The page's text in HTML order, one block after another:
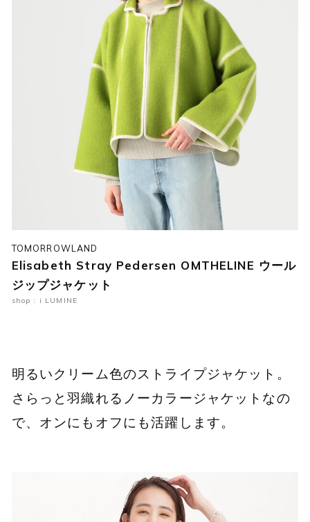
TOMORROWLAND
Elisabeth Stray Pedersen OMTHELINE ウール
ジップジャケット
shop : i LUMINE
明るいクリーム色のストライプジャケット。
さらっと羽織れるノーカラージャケットなの
で、オンにもオフにも活躍します。